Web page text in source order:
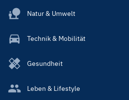
Natur & Umwelt
Technik & Mobilität
Gesundheit
Leben & Lifestyle